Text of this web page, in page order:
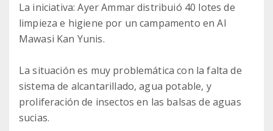
La iniciativa: Ayer Ammar distribuió 40 lotes de
limpieza e higiene por un campamento en Al
Mawasi Kan Yunis.
La situación es muy problemática con la falta de
sistema de alcantarillado, agua potable, y
proliferación de insectos en las balsas de aguas
sucias.